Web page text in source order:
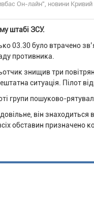
Он-лайн", новини Кривий
штабі ЗСУ.
03.30 було втрачено
противника.
знищив три
ситуація. Пілот
групи пошуково-
він знаходиться
обставин призначено